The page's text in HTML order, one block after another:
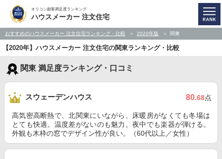
オリコン顧客満足度ランキング
ハウスメーカー 注文住宅
おすすめのハウスメーカー 注文住宅ランキング・比較 2020年版 関東
【2020年】ハウスメーカー 注文住宅の関東ランキング・比較
関東 満足度ランキング・口コミ
スウェーデンハウス 80.68点
高気密高断熱で、北関東にいながら、床暖房がなくても冬場は
とても快適。温度差がないのも魅力。夜中でも楽器が弾ける。
外観も木枠の窓でデザイン性が良い。（60代以上／女性）